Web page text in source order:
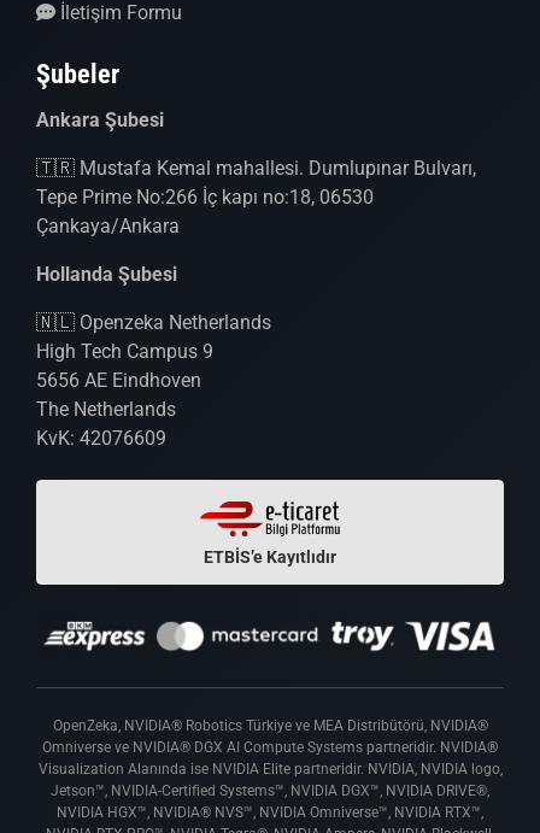
İletişim Formu
Şubeler
Ankara Şubesi
🇹🇷 Mustafa Kemal mahallesi. Dumlupınar Bulvarı,
Tepe Prime No:266 İç kapı no:18, 06530
Çankaya/Ankara
Hollanda Şubesi
🇳🇱 Openzeka Netherlands
High Tech Campus 9
5656 AE Eindhoven
The Netherlands
KvK: 42076609
ETBİS’e Kayıtlıdır
OpenZeka, NVIDIA® Robotics Türkiye ve MEA Distribütörü, NVIDIA®
Omniverse ve NVIDIA® DGX AI Compute Systems partneridir. NVIDIA®
Visualization Alanında ise NVIDIA Elite partneridir. NVIDIA, NVIDIA logo,
Jetson™, NVIDIA-Certified Systems™, NVIDIA DGX™, NVIDIA DRIVE®,
NVIDIA HGX™, NVIDIA® NVS™, NVIDIA Omniverse™, NVIDIA RTX™,